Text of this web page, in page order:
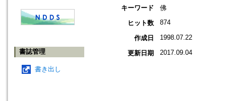
書誌管理
書き出し
キーワード
佛
ヒット数
874
作成日 1998.07.22
更新日期 2017.09.04